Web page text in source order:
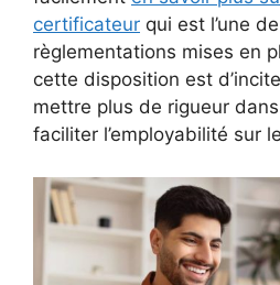
certificateur qui est l’une
règlementations mises en
cette disposition est
mettre plus de rigueur
faciliter l’employabilité sur